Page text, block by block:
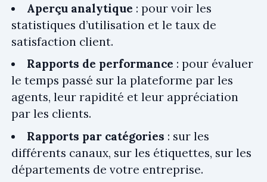
Aperçu analytique : pour voir les
statistiques d’utilisation et le taux de
satisfaction client.
Rapports de performance : pour évaluer
le temps passé sur la plateforme par les
agents, leur rapidité et leur appréciation
par les clients.
Rapports par catégories : sur les
différents canaux, sur les étiquettes, sur les
départements de votre entreprise.